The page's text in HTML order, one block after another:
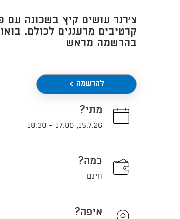
צ'רנר עושים קיץ בשכונה עם
קרטיבים מרעננים לכולם.
בהרשמה מראש
להרשמה >
מתי?
15.7.26
,
17:00
-
18:30
כמה?
חינם
איפה?